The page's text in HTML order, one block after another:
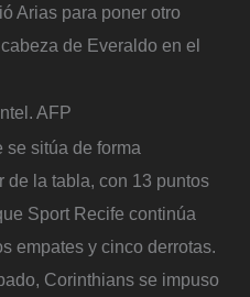
Arias para poner otro
de Everaldo en el
AFP
se sitúa de forma
de la tabla, con 13 puntos
Sport Recife continúa
empates y cinco derrotas.
Corinthians se impuso